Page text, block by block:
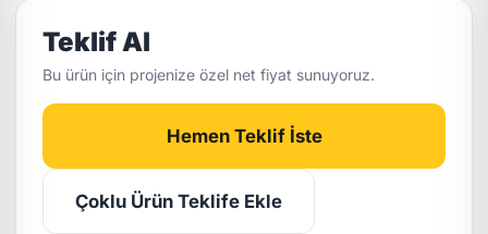
Teklif Al
Bu ürün için projenize özel net fiyat sunuyoruz.
Hemen Teklif İste
Çoklu Ürün Teklife Ekle